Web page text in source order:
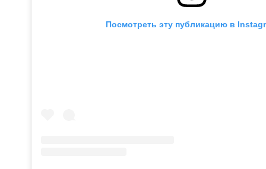
Посмотреть эту публикацию в